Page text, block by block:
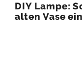
DIY Lampe:
alten Vase